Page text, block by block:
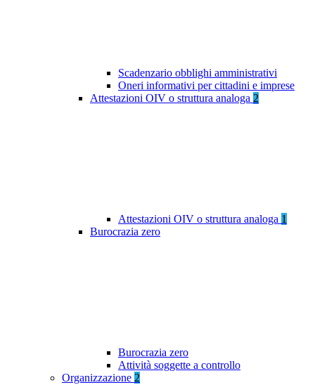
Scadenzario obblighi amministrativi
Oneri informativi per cittadini e imprese
Attestazioni OIV o struttura analoga 2
Attestazioni OIV o struttura analoga 1
Burocrazia zero
Burocrazia zero
Attività soggette a controllo
Organizzazione 2